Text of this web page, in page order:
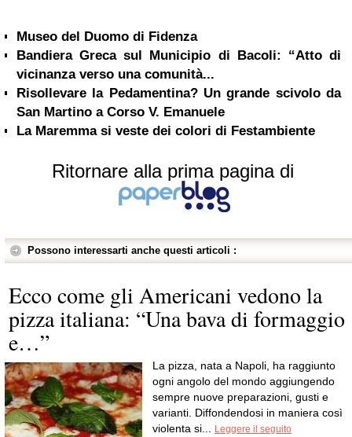
Museo del Duomo di Fidenza
Bandiera Greca sul Municipio di Bacoli: “Atto di
vicinanza verso una comunità...
Risollevare la Pedamentina? Un grande scivolo da
San Martino a Corso V. Emanuele
La Maremma si veste dei colori di Festambiente
Ritornare alla prima pagina di
Possono interessarti anche questi articoli :
Ecco come gli Americani vedono la
pizza italiana: “Una bava di formaggio
e…”
La pizza, nata a Napoli, ha raggiunto
ogni angolo del mondo aggiungendo
sempre nuove preparazioni, gusti e
varianti. Diffondendosi in maniera così
violenta si...
Leggere il seguito